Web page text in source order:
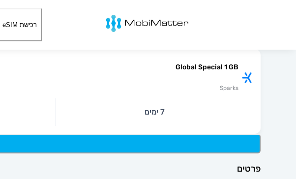
רכישת eSIM
Global Special 1 GB
Sparks
7 ימים
פרטים